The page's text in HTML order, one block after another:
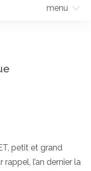
menu
petit et grand
l’an dernier la